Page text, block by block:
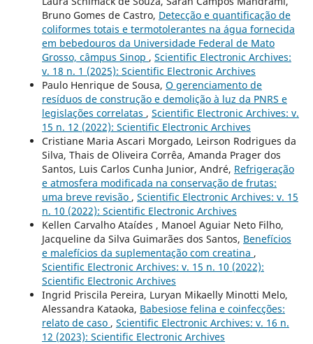
Bruno Gomes de Castro, Detecção e quantificação de
coliformes totais e termotolerantes na água fornecida
em bebedouros da Universidade Federal de Mato
Grosso, câmpus Sinop , Scientific Electronic Archives:
v. 18 n. 1 (2025): Scientific Electronic Archives
Paulo Henrique de Sousa, O gerenciamento de
resíduos de construção e demolição à luz da PNRS e
legislações correlatas , Scientific Electronic Archives: v.
15 n. 12 (2022): Scientific Electronic Archives
Cristiane Maria Ascari Morgado, Leirson Rodrigues da
Silva, Thais de Oliveira Corrêa, Amanda Prager dos
Santos, Luis Carlos Cunha Junior, André, Refrigeração
e atmosfera modificada na conservação de frutas:
uma breve revisão , Scientific Electronic Archives: v. 15
n. 10 (2022): Scientific Electronic Archives
Kellen Carvalho Ataídes , Manoel Aguiar Neto Filho,
Jacqueline da Silva Guimarães dos Santos, Benefícios
e malefícios da suplementação com creatina ,
Scientific Electronic Archives: v. 15 n. 10 (2022):
Scientific Electronic Archives
Ingrid Priscila Pereira, Luryan Mikaelly Minotti Melo,
Alessandra Kataoka, Babesiose felina e coinfecções:
relato de caso , Scientific Electronic Archives: v. 16 n.
12 (2023): Scientific Electronic Archives